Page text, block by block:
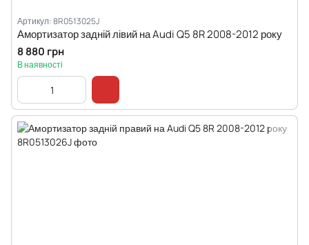
Артикул: 8R0513025J
Амортизатор задній лівий на Audi Q5 8R 2008-2012 року
8 880 грн
В наявності